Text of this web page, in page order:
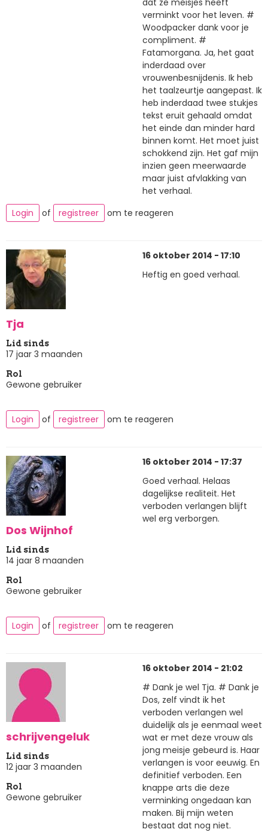
dat ze meisjes heeft
verminkt voor het leven. #
Woodpacker dank voor je
compliment. #
Fatamorgana. Ja, het gaat
inderdaad over
vrouwenbesnijdenis. Ik heb
het taalzeurtje aangepast. Ik
heb inderdaad twee stukjes
tekst eruit gehaald omdat
het einde dan minder hard
binnen komt. Het moet juist
schokkend zijn. Het gaf mijn
inzien geen meerwaarde
maar juist afvlakking van
het verhaal.
Login
of registreer om te reageren
Tja
Lid sinds
17 jaar 3 maanden
Rol
Gewone gebruiker
16 oktober 2014 - 17:10
Heftig en goed verhaal.
Login of registreer om te reageren
Dos Wijnhof
Lid sinds
14 jaar 8 maanden
Rol
Gewone gebruiker
16 oktober 2014 - 17:37
Goed verhaal. Helaas
dagelijkse realiteit. Het
verboden verlangen blijft
wel erg verborgen.
Login of registreer om te reageren
schrijvengeluk
Lid sinds
12 jaar 3 maanden
Rol
Gewone gebruiker
16 oktober 2014 - 21:02
# Dank je wel Tja. # Dank je
Dos, zelf vindt ik het
verboden verlangen wel
duidelijk als je eenmaal weet
wat er met deze vrouw als
jong meisje gebeurd is. Haar
verlangen is voor eeuwig. En
definitief verboden. Een
knappe arts die deze
verminking ongedaan kan
maken. Bij mijn weten
bestaat dat nog niet.